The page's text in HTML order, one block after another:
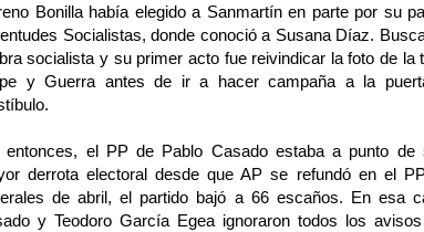
Bonilla había elegido a Sanmartín en parte por su
Socialistas, donde conoció a Susana Díaz.
socialista y su primer acto fue reivindicar la foto de la
y Guerra antes de ir a hacer campaña a la
entonces, el PP de Pablo Casado estaba a punto de
derrota electoral desde que AP se refundó en el
de abril, el partido bajó a 66 escaños. En esa
y Teodoro García Egea ignoraron todos los